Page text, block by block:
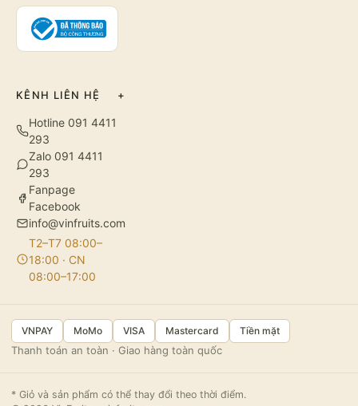
KÊNH LIÊN HỆ +
Hotline 091 4411
293
Zalo 091 4411
293
Fanpage
Facebook
info@vinfruits.com
T2–T7 08:00–
18:00 · CN
08:00–17:00
VNPAY MoMo VISA Mastercard Tiền mặt
Thanh toán an toàn · Giao hàng toàn quốc
* Giỏ và sản phẩm có thể thay đổi theo thời điểm.